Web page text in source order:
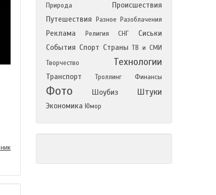
Природа
Происшествия
Путешествия
Разное Разоблачения
Реклама Религия СНГ
Сиськи
События Спорт Страны ТВ и СМИ
Творчество
Технологии
Транспорт Троллинг Финансы
Фото Шоубиз Штуки
Экономика Юмор